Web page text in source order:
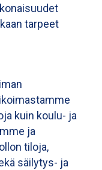
tarpeet
kuin koulu- ja
ja
tiloja,
säilytys- ja